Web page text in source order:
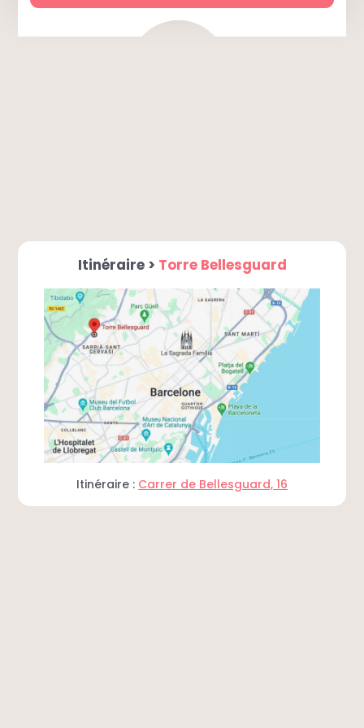
Itinéraire > Torre Bellesguard
Itinéraire : Carrer de Bellesguard, 16